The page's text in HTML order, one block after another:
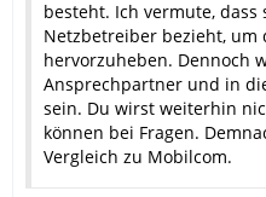
besteht. Ich vermute,
Netzbetreiber bezieht, um
hervorzuheben. Dennoch
Ansprechpartner und in
sein. Du wirst weiterhin
können bei Fragen.
Vergleich zu Mobilcom.